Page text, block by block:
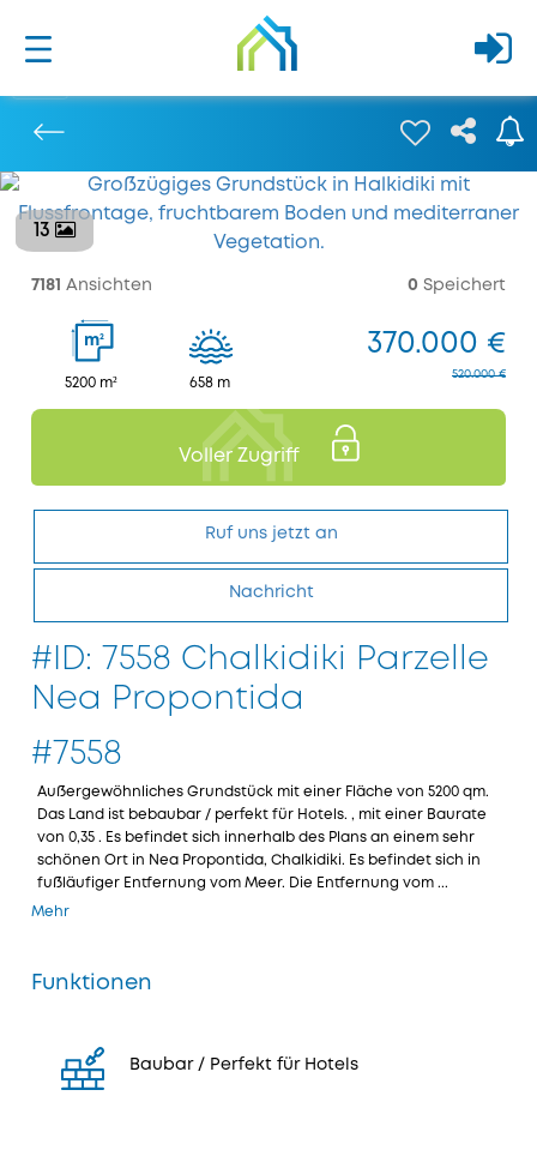
13
7181 Ansichten 0 Speichert
m2
5200 m² 658 m
370.000 €
520.000 €
Voller Zugriff
Ruf uns jetzt an
Nachricht
#ID: 7558 Chalkidiki Parzelle
Nea Propontida
#7558
Außergewöhnliches Grundstück mit einer Fläche von 5200 qm.
Das Land ist bebaubar / perfekt für Hotels. , mit einer Baurate
von 0,35 . Es befindet sich innerhalb des Plans an einem sehr
schönen Ort in Nea Propontida, Chalkidiki. Es befindet sich in
fußläufiger Entfernung vom Meer. Die Entfernung vom ...
Mehr
Funktionen
Baubar / Perfekt für Hotels